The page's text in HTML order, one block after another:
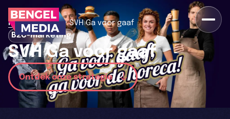
Home>Cases>SVH Ga voor gaaf
B2C-marketing
SVH Ga voor gaaf
Ontdek onze strategie